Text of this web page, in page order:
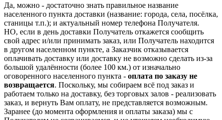
Да, можно - достаточно знать правильное название
населенного пункта доставки (название: города, села, посёлка,
станицы т.п.); и актуальный номер телефона Получателя.
НО, если в день доставки Получатель откажется сообщить
свой адрес и/или принимать заказ, или Получатель находится
в другом населенном пункте, а Заказчик отказывается
оплачивать доставку или доставку не возможно сделать из-за
большой удалённости (более 100 км.) от изначально
оговоренного населенного пункта - оплата по заказу не
возвращается. Поскольку, мы собираем всё под заказ и
работаем только на доставку, без торговых залов - реализовать
заказ, и вернуть Вам оплату, не представляется возможным.
Заранее (до момента оформления и оплаты заказа) мы с